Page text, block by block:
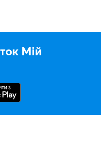
Мій